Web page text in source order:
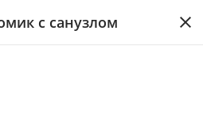
с санузлом